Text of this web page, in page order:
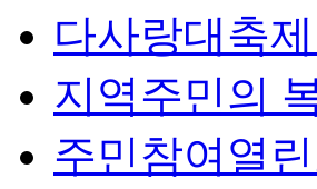
다사랑대축
지역주민의
주민참여열